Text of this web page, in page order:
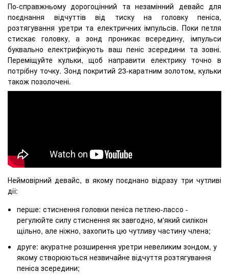
По-справжньому дорогоцінний та незамінний девайс для
поєднання відчуттів від тиску на головку пеніса,
розтягування уретри та електричних імпульсів. Поки петля
стискає головку, а зонд проникає всередину, імпульси
буквально електрифікують ваш пеніс зсередини та зовні.
Переміщуйте кульки, щоб направити електрику точно в
потрібну точку. Зонд покритий 23-каратним золотом, кульки
також позолочені.
Неймовірний девайс, в якому поєднано відразу три чутливі
дії:
перше: стиснення головки пеніса петлею-лассо -
регулюйте силу стиснення як завгодно, м'який силікон
щільно, але ніжно, захопить цю чутливу частину члена;
друге: акуратне розширення уретри невеликим зондом, у
якому створюються незвичайне відчуття розтягування
пеніса зсередини;